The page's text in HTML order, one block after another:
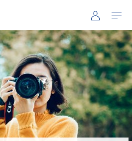
ns.nl Mijn NS
Openen